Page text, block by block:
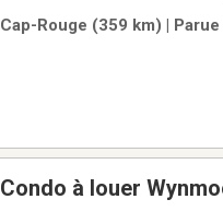
propre, accueillante et bien
Cap-Rouge (359 km) |
Condo à louer